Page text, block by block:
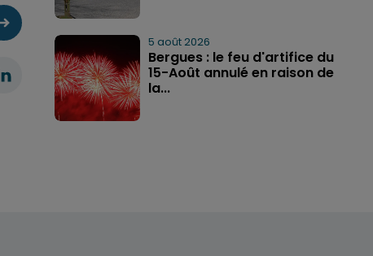
5 août 2026
Bergues : le feu d'artifice du
15-Août annulé en raison de
la...